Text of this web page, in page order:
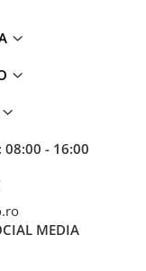
08:00 - 16:00
MEDIA